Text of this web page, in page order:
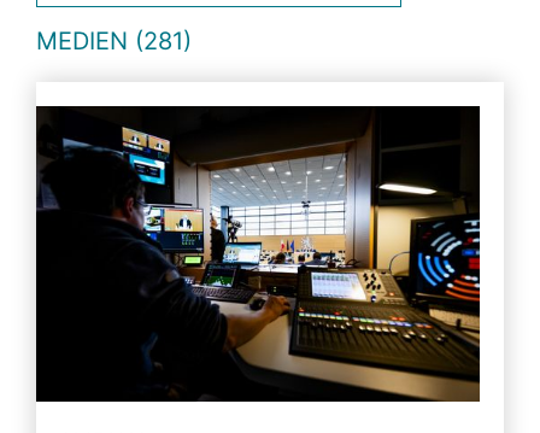
MEDIEN (281)